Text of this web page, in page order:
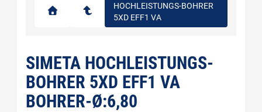
HOCHLEISTUNGS-BOHRER
5XD EFF1 VA
SIMETA HOCHLEISTUNGS-
BOHRER 5XD EFF1 VA
BOHRER-Ø:6,80